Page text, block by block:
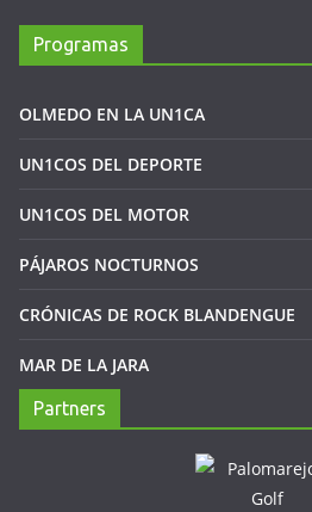
Programas
OLMEDO EN LA UN1CA
UN1COS DEL DEPORTE
UN1COS DEL MOTOR
PÁJAROS NOCTURNOS
CRÓNICAS DE ROCK BLANDENGUE
MAR DE LA JARA
Partners